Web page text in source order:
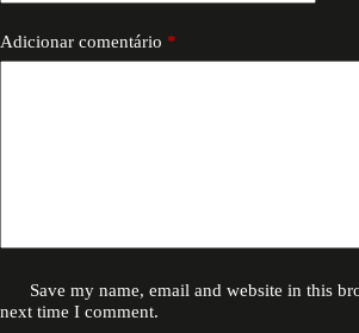
Adicionar comentário *
Save my name, email and website in this
next time I comment.